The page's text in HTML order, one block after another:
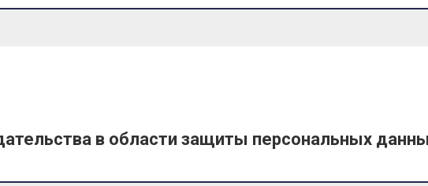
в области защиты персональных